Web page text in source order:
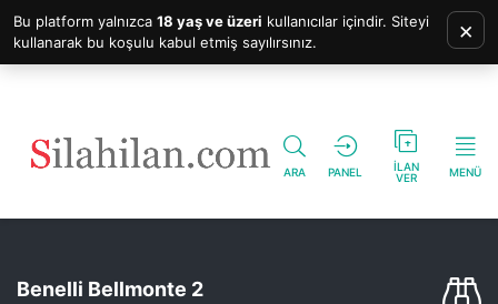
ARA PANEL
İLAN
VER
MENÜ
Benelli Bellmonte 2
Bu platform yalnızca 18 yaş ve üzeri kullanıcılar içindir. Siteyi
kullanarak bu koşulu kabul etmiş sayılırsınız.
×